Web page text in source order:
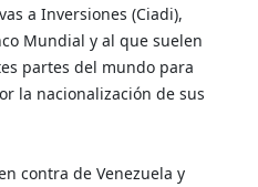
a Inversiones (Ciadi),
Mundial y al que suelen
partes del mundo para
la nacionalización de sus
contra de Venezuela y